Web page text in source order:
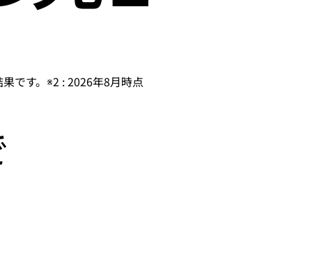
です。※2 : 2026年8月時点